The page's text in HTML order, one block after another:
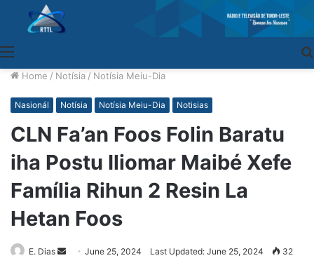
Home / Notísia / Notísia Meiu-Dia
Nasionál Notísia Notísia Meiu-Dia Notisias
CLN Fa’an Foos Folin Baratu
iha Postu Iliomar Maibé Xefe
Família Rihun 2 Resin La
Hetan Foos
E. Dias
SendJune 25, 2024 Last Updated: June 25, 2024 32